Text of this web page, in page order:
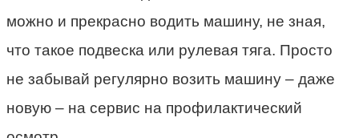
можно и прекрасно водить машину, не зная,
что такое подвеска или рулевая тяга. Просто
не забывай регулярно возить машину – даже
новую – на сервис на профилактический